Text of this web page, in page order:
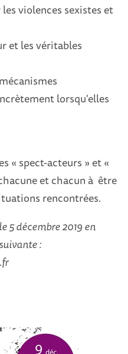
violences sexistes et
et les véritables
lorsqu'elles
« spect-acteurs » et «
et chacun à être
rencontrées.
5 décembre 2019 en
: